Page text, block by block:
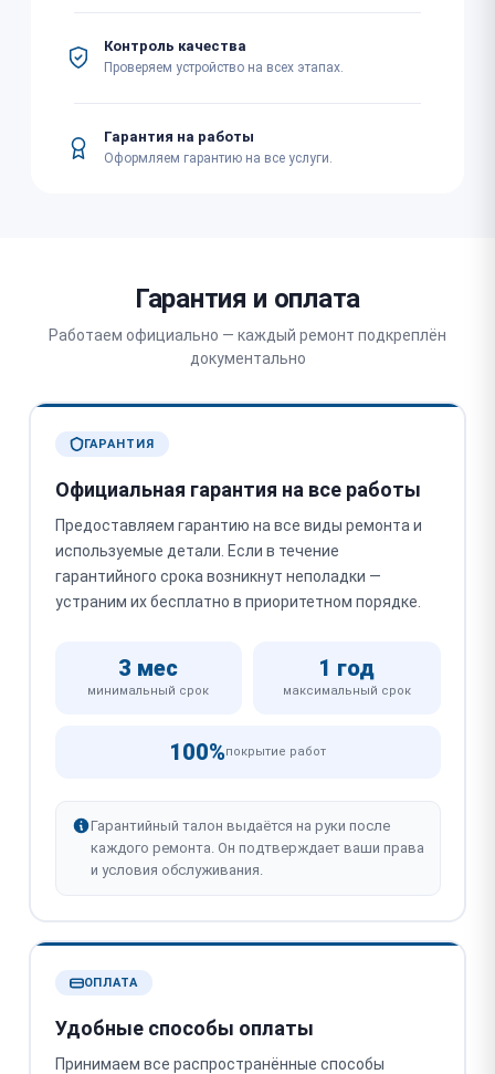
Контроль качества
Проверяем устройство на всех этапах.
Гарантия на работы
Оформляем гарантию на все услуги.
Гарантия и оплата
Работаем официально — каждый ремонт подкреплён
документально
ГАРАНТИЯ
Официальная гарантия на все работы
Предоставляем гарантию на все виды ремонта и
используемые детали. Если в течение
гарантийного срока возникнут неполадки —
устраним их бесплатно в приоритетном порядке.
3 мес
минимальный срок
1 год
максимальный срок
100%покрытие работ
Гарантийный талон выдаётся на руки после
каждого ремонта. Он подтверждает ваши права
и условия обслуживания.
ОПЛАТА
Удобные способы оплаты
Принимаем все распространённые способы